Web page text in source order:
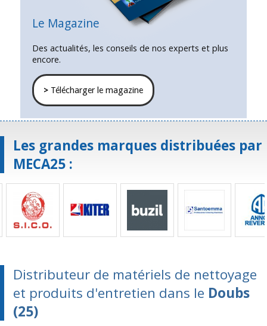
Le Magazine
Des actualités, les conseils de nos experts et plus
encore.
>Télécharger le magazine
Les grandes marques distribuées par
MECA25 :
Distributeur de matériels de nettoyage
et produits d'entretien dans le Doubs
(25)